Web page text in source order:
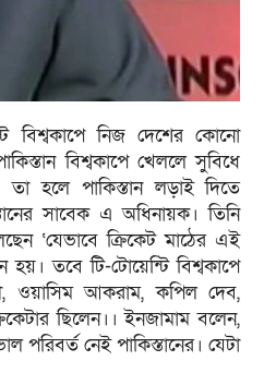
বিশ্বকাপে নিজ দেশের কোনো
বিশ্বকাপে খেললে সুবিধে
হলে পাকিস্তান লড়াই দিতে
সাবেক এ অধিনায়ক। তিনি
‘যেভাবে ক্রিকেট মাঠের এই
তবে টি-টোয়েন্টি বিশ্বকাপে
ওয়াসিম আকরাম, কপিল দেব,
ছিলেন।। ইনজামাম বলেন,
নেই পাকিস্তানের। যেটা